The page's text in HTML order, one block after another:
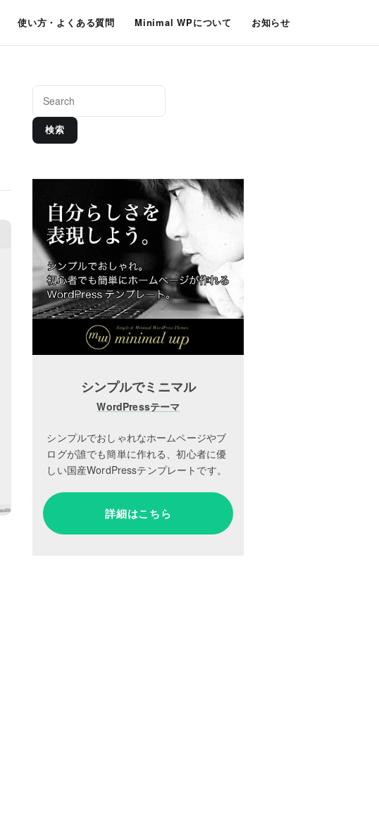
使い方・よくある質問 Minimal WPについて お知らせ
検索
シンプルでミニマル
WordPressテーマ
シンプルでおしゃれなホームページやブ
ログが誰でも簡単に作れる、初心者に優
しい国産WordPressテンプレートです。
詳細はこちら